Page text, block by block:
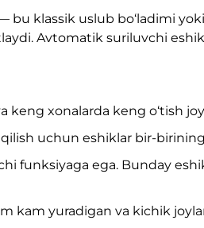
klassik uslub bo‘ladimi
Avtomatik suriluvchi
xonalarda keng o‘tish
uchun eshiklar bir-
funksiyaga ega. Bunday
kam yuradigan va kichik